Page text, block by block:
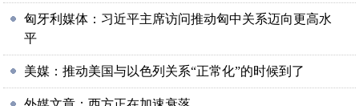
匈牙利媒体：习近平主席访问推动匈中关系迈向更高水
平
美媒：推动美国与以色列关系“正常化”的时候到了